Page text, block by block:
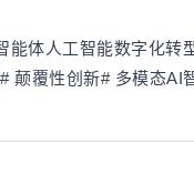
能体人工智能数字化转
颠覆性创新# 多模态AI